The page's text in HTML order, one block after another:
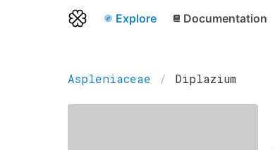
Explore Documentation
Aspleniaceae Diplazium